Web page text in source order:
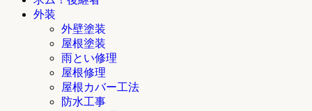
外装
外壁塗装
屋根塗装
雨とい修理
屋根修理
屋根カバー工法
防水工事